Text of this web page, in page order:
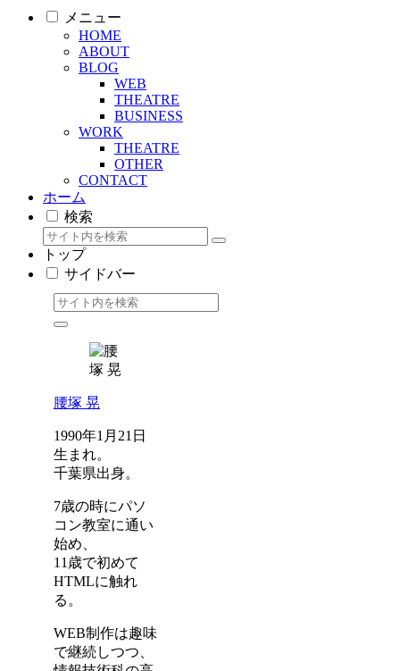
メニュー
HOME
ABOUT
BLOG
WEB
THEATRE
BUSINESS
WORK
THEATRE
OTHER
CONTACT
ホーム
検索
トップ
サイドバー
腰塚 晃
1990年1月21日
生まれ。
千葉県出身。
7歳の時にパソ
コン教室に通い
始め、
11歳で初めて
HTMLに触れ
る。
WEB制作は趣味
で継続しつつ、